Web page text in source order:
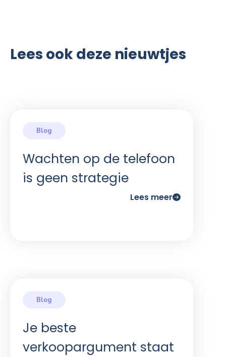
Lees ook deze nieuwtjes
Wachten op de telefoon
is geen strategie
Lees meer
Je beste
verkoopargument staat